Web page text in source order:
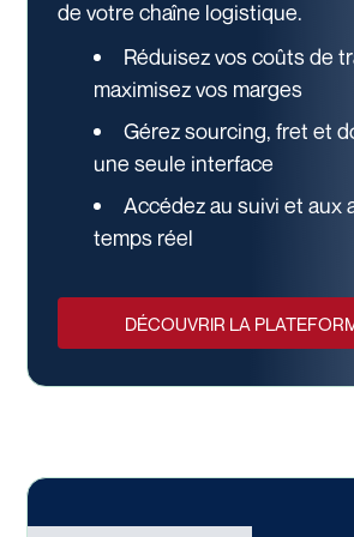
de votre chaîne logistique.
Réduisez vos coûts de
maximisez vos marges
Gérez sourcing, fret et
une seule interface
Accédez au suivi et aux
temps réel
DÉCOUVRIR LA